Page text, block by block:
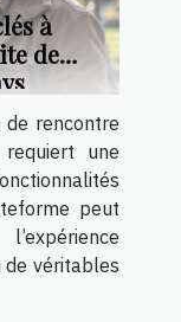
à
de
de rencontre
une
peut
véritables